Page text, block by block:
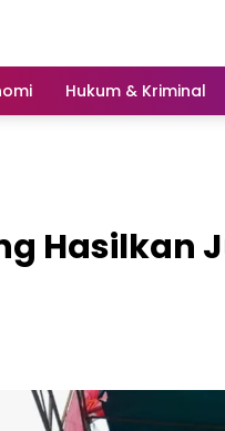
Hukum & Kriminal
Hasilkan